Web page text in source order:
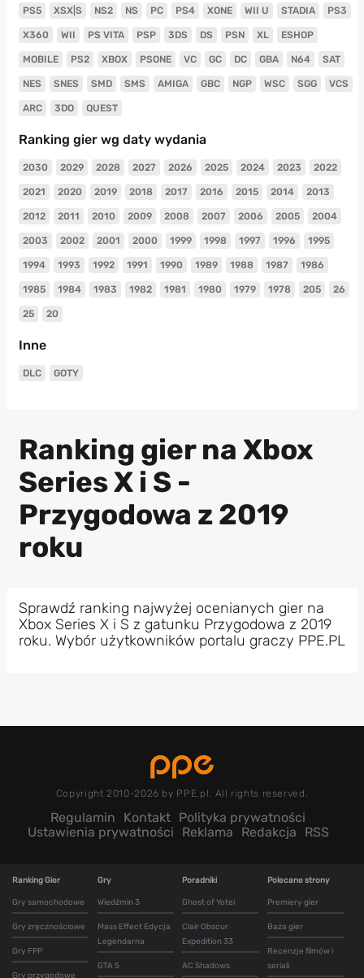
PS5 XSX|S NS2 NS PC PS4 XONE WII U STADIA PS3
X360 WII PS VITA PSP 3DS DS PSN XL ESHOP
MOBILE PS2 XBOX PSONE VC GC DC GBA N64 SAT
NES SNES SMD SMS AMIGA GBC NGP WSC SGG VCS
ARC 3DO QUEST
Ranking gier wg daty wydania
2030 2029 2028 2027 2026 2025 2024 2023 2022
2021 2020 2019 2018 2017 2016 2015 2014 2013
2012 2011 2010 2009 2008 2007 2006 2005 2004
2003 2002 2001 2000 1999 1998 1997 1996 1995
1994 1993 1992 1991 1990 1989 1988 1987 1986
1985 1984 1983 1982 1981 1980 1979 1978 205 26
25 20
Inne
DLC GOTY
Ranking gier na Xbox
Series X i S -
Przygodowa z 2019
roku
Sprawdź ranking najwyżej ocenianych gier na
Xbox Series X i S z gatunku Przygodowa z 2019
roku. Wybór użytkowników portalu graczy PPE.PL
Copyright 2010-2026 by PPE.pl. All rights reserved.
Regulamin Kontakt Polityka prywatności
Ustawienia prywatności
Reklama Redakcja RSS
Ranking Gier
Gry samochodowe
Gry zręcznościowe
Gry FPP
Gry przygodowe
Gry
Wiedźmin 3
Mass Effect Edycja
Legendarna
GTA 5
Poradniki
Ghost of Yotei
Clair Obscur
Expedition 33
AC Shadows
Polecane strony
Premiery gier
Baza gier
Recenzje filmów i
seriali